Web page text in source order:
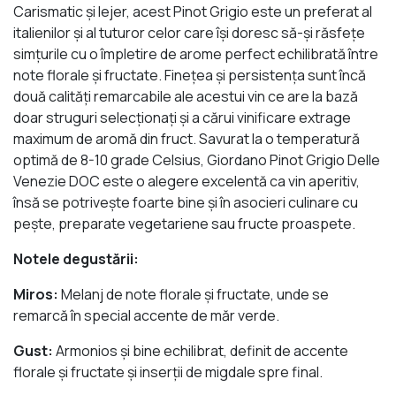
Carismatic și lejer, acest Pinot Grigio este un preferat al
italienilor și al tuturor celor care își doresc să-și răsfețe
simțurile cu o împletire de arome perfect echilibrată între
note florale și fructate. Finețea și persistența sunt încă
două calități remarcabile ale acestui vin ce are la bază
doar struguri selecționați și a cărui vinificare extrage
maximum de aromă din fruct. Savurat la o temperatură
optimă de 8-10 grade Celsius, Giordano Pinot Grigio Delle
Venezie DOC este o alegere excelentă ca vin aperitiv,
însă se potrivește foarte bine și în asocieri culinare cu
pește, preparate vegetariene sau fructe proaspete.
Notele degustării:
Miros: Melanj de note florale și fructate, unde se
remarcă în special accente de măr verde.
Gust: Armonios și bine echilibrat, definit de accente
florale și fructate și inserții de migdale spre final.